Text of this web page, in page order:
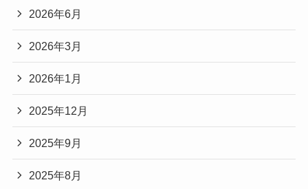
2026年6月
2026年3月
2026年1月
2025年12月
2025年9月
2025年8月